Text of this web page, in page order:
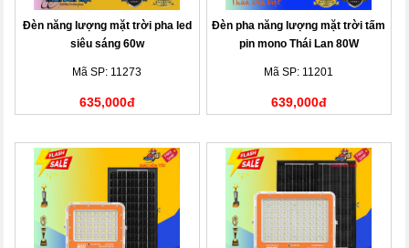
Đèn năng lượng mặt trời pha led
siêu sáng 60w
Mã SP: 11273
635,000đ
Đèn pha năng lượng mặt trời tấm
pin mono Thái Lan 80W
Mã SP: 11201
639,000đ